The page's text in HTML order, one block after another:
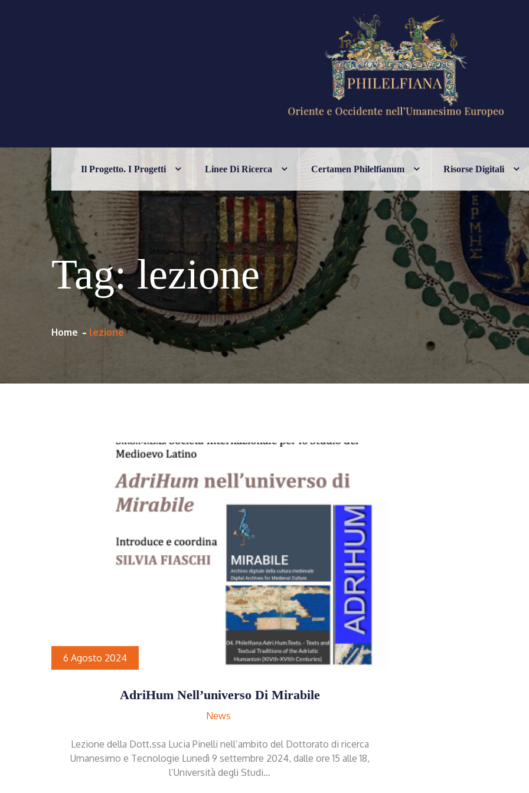
Il Progetto. I Progetti Linee Di Ricerca Certamen Philelfianum Risorse Digitali
Tag:lezione
Home lezione
6 Agosto 2024
AdriHum Nell’universo Di Mirabile
News
Lezione della Dott.ssa Lucia Pinelli nell’ambito del Dottorato di ricerca
Umanesimo e Tecnologie Lunedì 9 settembre 2024, dalle ore 15 alle 18,
l’Università degli Studi…